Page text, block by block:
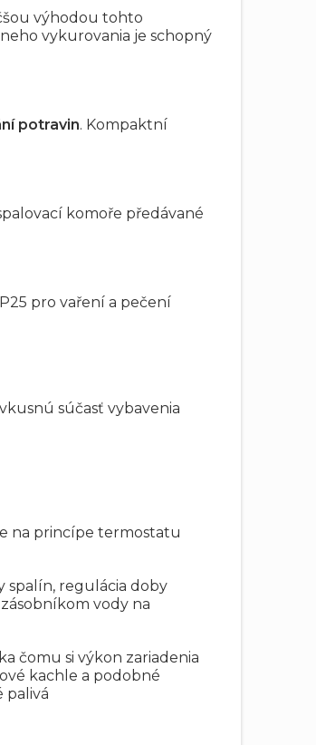
výhodou tohto
vykurovania je schopný
potravin. Kompaktní
komoře předávané
pro vaření a pečení
súčasť vybavenia
na princípe termostatu
regulácia doby
vody na
čomu si výkon zariadenia
kachle a podobné
palivá